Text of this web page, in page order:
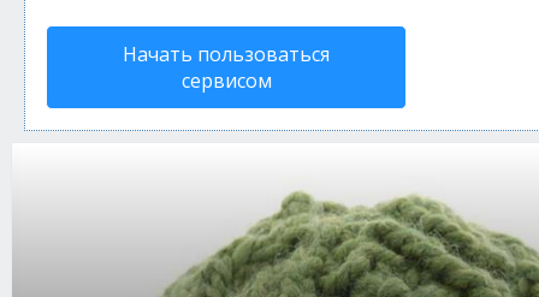
Начать пользоваться
сервисом